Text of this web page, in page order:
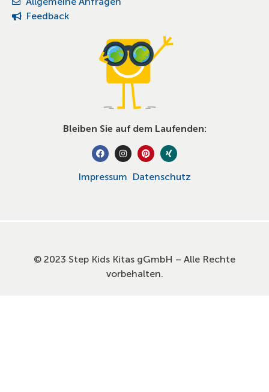
Feedback
Bleiben Sie auf dem Laufenden:
Impressum Datenschutz
© 2023 Step Kids Kitas gGmbH – Alle Rechte
vorbehalten.